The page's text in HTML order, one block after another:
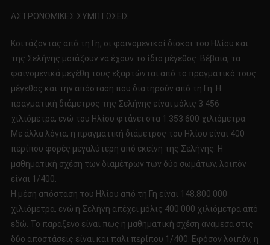
ΑΣΤΡΟΝΟΜΙΚΕΣ ΣΥΜΠΤΩΣΕΙΣ
Κοιτάζοντας από τη Γη, οι φαινομενικοί δίσκοι του Ηλίου και
της Σελήνης μοιάζουν να έχουν το ίδιο μέγεθος. Βέβαια, τα
φαινομενικά μεγέθη τους εξαρτώνται από το πραγματικό τους
μέγεθος και την απόσταση που διατηρούν από τη Γη. Η
πραγματική διάμετρος της Σελήνης είναι μόλις 3.456
χιλιόμετρα, ενώ του Ηλίου φτάνει στα 1.353.600 χιλιόμετρα.
Με άλλα λόγια, η πραγματική διάμετρος του Ηλίου είναι 400
περίπου φορές μεγαλύτερη από εκείνη της Σελήνης. Η
μαθηματική σχέση των διαμέτρων των δύο σωμάτων, λοιπόν
είναι 1/400.
Η μέση απόσταση του Ηλίου από τη Γη είναι 148.800.000
χιλιόμετρα, ενώ η Σελήνη απέχει μόλις 400.000 χιλιόμετρα από
εδώ. Το παράξενο είναι πως η μαθηματική σχέση ανάμεσα στις
δύο αποστάσεις είναι και πάλι περίπου 1/400. Εφόσον λοιπόν, η